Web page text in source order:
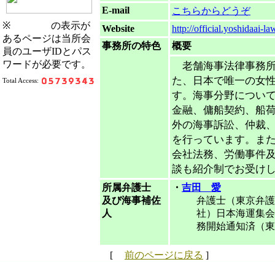
※
の表示が
あるページは当所会
員のユーザIDとパス
ワードが必要です。
Total Access:
E-mail
こちらからどうぞ
Website
http://official.yoshidaai-
事務所の特色
概要
老舗海事法律事務
た、日本で唯一の女
す。海事分野につい
金融、傭船契約、船
外の海事訴訟、仲裁
を行っています。ま
会社法務、労働事件
談も紹介制でお受け
所属弁護士
及び海事補佐
人
・ 吉田 愛
弁護士（東京弁
社）日本海運集
務開始通知済（
[ 前のページに戻る ]